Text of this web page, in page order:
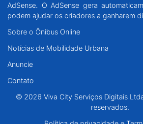
AdSense. O AdSense gera
podem ajudar os criadores a ganharem
Sobre o Ônibus Online
Notícias de Mobilidade Urbana
Anuncie
Contato
© 2026 Viva City Serviços Digitais
reservados.